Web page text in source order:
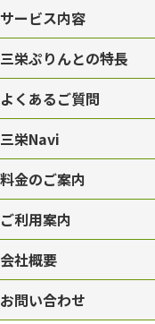
サービス内容
三栄ぷりんとの特長
よくあるご質問
三栄Navi
料金のご案内
ご利用案内
会社概要
お問い合わせ